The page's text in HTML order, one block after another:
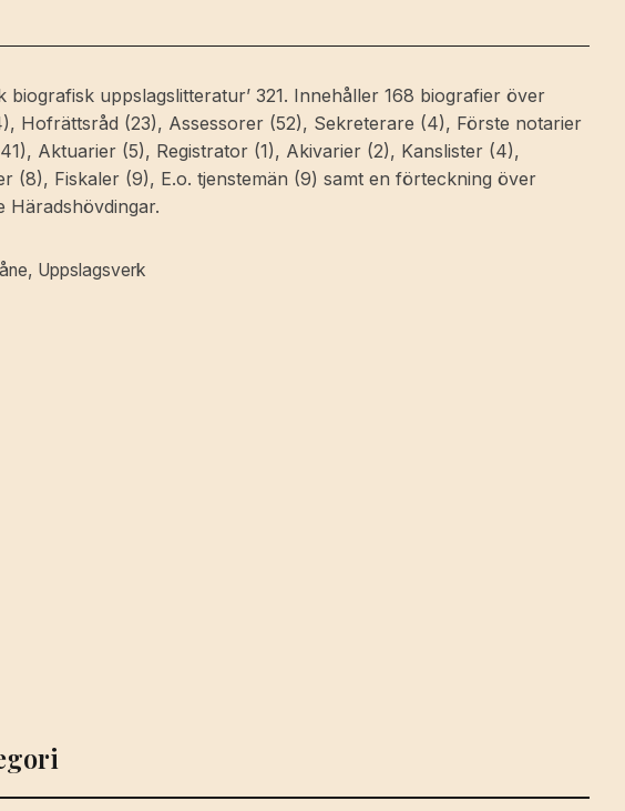
biografisk uppslagslitteratur’ 321. Innehåller 168 biografier över
Hofrättsråd (23), Assessorer (52), Sekreterare (4), Förste notarier
Aktuarier (5), Registrator (1), Akivarier (2), Kanslister (4),
(8), Fiskaler (9), E.o. tjenstemän (9) samt en förteckning över
Häradshövdingar.
, Uppslagsverk